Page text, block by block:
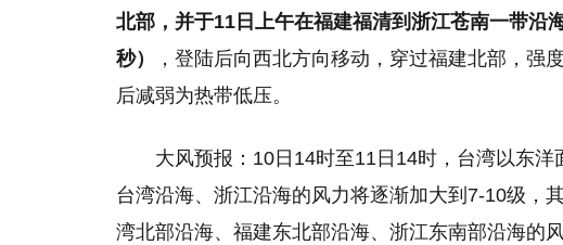
北部，并于11日上午在福建福清到浙江苍南一带沿
秒）
，登陆后向西北方向移动，穿过福建北部，强
后减弱为热带低压。
大风预报：10日14时至11日14时，台湾以东洋
台湾沿海、浙江沿海的风力将逐渐加大到7-10级，
湾北部沿海、福建东北部沿海、浙江东南部沿海的